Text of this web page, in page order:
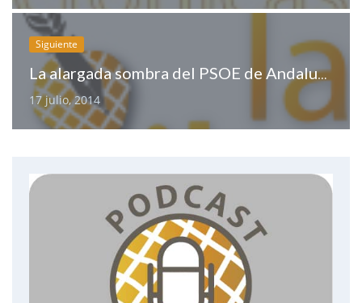
Siguiente
La alargada sombra del PSOE de Andalucía llega a la Eurocámara
17 julio, 2014